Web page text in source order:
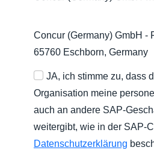
Concur (Germany) GmbH -
65760 Eschborn, Germany
JA, ich stimme zu, dass
Organisation meine
auch an andere SAP-
weitergibt, wie in der SAP-
Datenschutzerklärung